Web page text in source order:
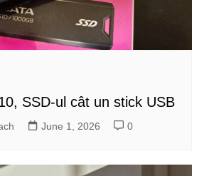
SSD-ul cât un stick USB
June 1, 2026 0